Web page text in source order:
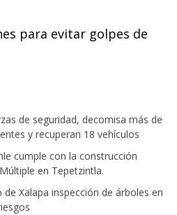
para evitar golpes de
de seguridad, decomisa más de
y recuperan 18 vehículos
cumple con la construcción
en Tepetzintla.
Xalapa inspección de árboles en